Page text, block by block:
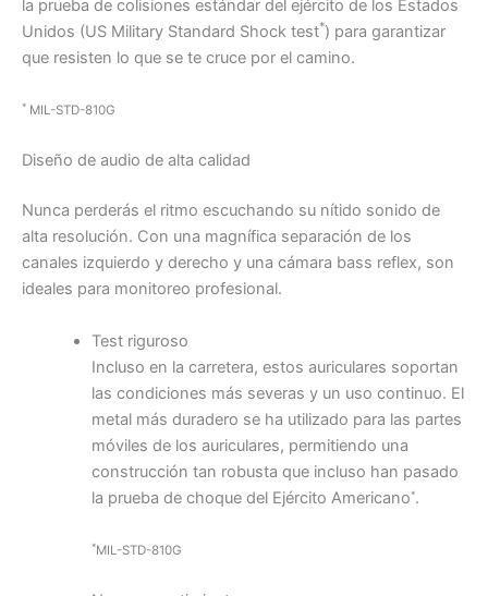
la prueba de colisiones estándar del ejército de los Estados
Unidos (US Military Standard Shock test*) para garantizar
que resisten lo que se te cruce por el camino.
* MIL-STD-810G
Diseño de audio de alta calidad
Nunca perderás el ritmo escuchando su nítido sonido de
alta resolución. Con una magnífica separación de los
canales izquierdo y derecho y una cámara bass reflex, son
ideales para monitoreo profesional.
Test riguroso
Incluso en la carretera, estos auriculares soportan
las condiciones más severas y un uso continuo. El
metal más duradero se ha utilizado para las partes
móviles de los auriculares, permitiendo una
construcción tan robusta que incluso han pasado
la prueba de choque del Ejército Americano*.
*MIL-STD-810G